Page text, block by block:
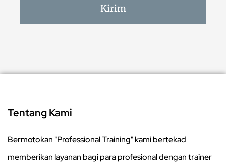
Kirim
Tentang Kami
Bermotokan "Professional Training" kami bertekad
memberikan layanan bagi para profesional dengan trainer